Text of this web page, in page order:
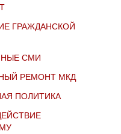
ГРАЖДАНСКОЙ
СМИ
РЕМОНТ МКД
ПОЛИТИКА